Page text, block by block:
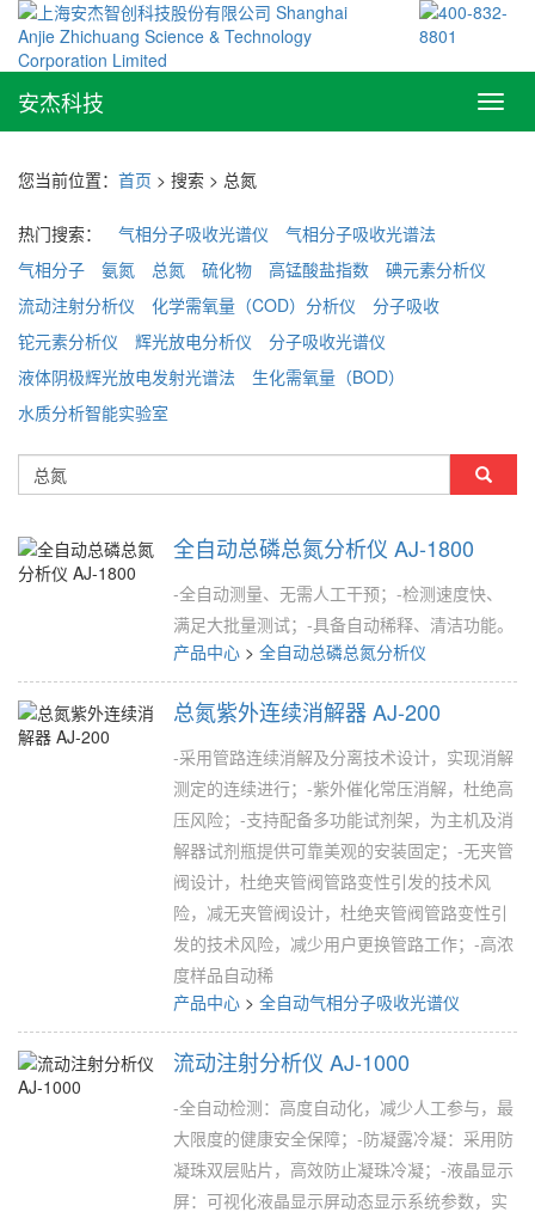
安杰科技
您当前位置： 首页 > 搜索 > 总氮
热门搜索： 气相分子吸收光谱仪
气相分子吸收光谱法
气相分子
氨氮 总氮 硫化物 高锰酸盐指数
碘元素分析仪
流动注射分析仪
化学需氧量（COD）分析仪
分子吸收
铊元素分析仪
辉光放电分析仪
分子吸收光谱仪
液体阴极辉光放电发射光谱法
生化需氧量（BOD）
水质分析智能实验室
全自动总磷总氮分析仪 AJ-1800
-全自动测量、无需人工干预；-检测速度快、
满足大批量测试；-具备自动稀释、清洁功能。
产品中心 > 全自动总磷总氮分析仪
总氮紫外连续消解器 AJ-200
-采用管路连续消解及分离技术设计，实现消解
测定的连续进行；-紫外催化常压消解，杜绝高
压风险；-支持配备多功能试剂架，为主机及消
解器试剂瓶提供可靠美观的安装固定；-无夹管
阀设计，杜绝夹管阀管路变性引发的技术风
险，减无夹管阀设计，杜绝夹管阀管路变性引
发的技术风险，减少用户更换管路工作；-高浓
度样品自动稀
产品中心 > 全自动气相分子吸收光谱仪
流动注射分析仪 AJ-1000
-全自动检测：高度自动化，减少人工参与，最
大限度的健康安全保障；-防凝露冷凝：采用防
凝珠双层贴片，高效防止凝珠冷凝；-液晶显示
屏：可视化液晶显示屏动态显示系统参数，实